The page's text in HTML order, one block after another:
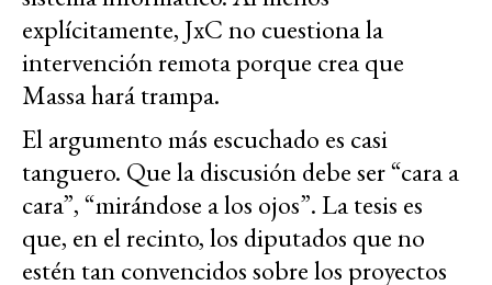
explícitamente, JxC no cuestiona la
intervención remota porque crea que
Massa hará trampa.
El argumento más escuchado es casi
tanguero. Que la discusión debe ser “cara a
cara”, “mirándose a los ojos”. La tesis es
que, en el recinto, los diputados que no
estén tan convencidos sobre los proyectos